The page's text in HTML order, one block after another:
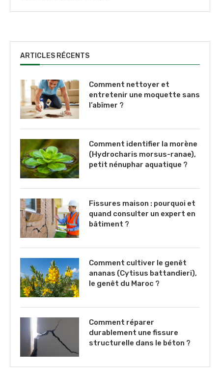
ARTICLES RÉCENTS
Comment nettoyer et
entretenir une moquette sans
l’abîmer ?
Comment identifier la morène
(Hydrocharis morsus-ranae),
petit nénuphar aquatique ?
Fissures maison : pourquoi et
quand consulter un expert en
bâtiment ?
Comment cultiver le genêt
ananas (Cytisus battandieri),
le genêt du Maroc ?
Comment réparer
durablement une fissure
structurelle dans le béton ?